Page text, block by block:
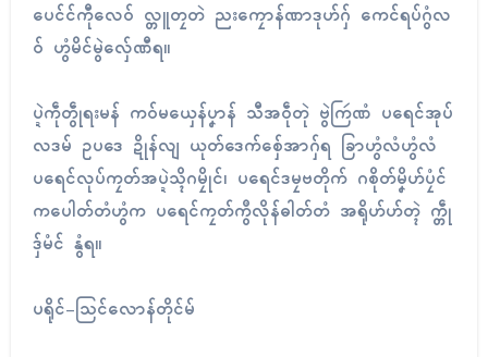
ပေၚ်ၚ်ကီုလေဝ် လ္တူတၠတဲ ညးကၠောန်ဏာဒုဟ်ဂှ် ကေၚ်ရပ်ဂွံလ
ဝ် ဟွံမိၚ်မွဲလှ်ေဏီရ။
ပ္ဍဲကဵုတွဵုရးမန် ကဝ်မယှေန်ပၞာန် သီအဝဵုတုဲ ဗွဲကြဴဏံ ပရေၚ်အုပ်
လဒမ် ဥပဒေ ဍိုန်လျ ယုတ်ဒေက်စှ်ေအာဂှ်ရ ခြာဟွံလံဟွံလံ
ပရေၚ်လုပ်ကၠတ်အပ္ဍဲသ္ၚိဂမၠိုၚ်၊ ပရေၚ်ဒမၠဗတိုက် ဂစိုတ်မၞိဟ်ပၠံၚ်
ကပေါတ်တံဟွံက ပရေၚ်ကၠတ်ကွဳလိုန်ဓါတ်တံ အရိုဟ်ဟ်တ္ၚဲ က္တဵု
ဒှ်မံၚ် နွံရ။
ပရိုၚ်-သြၚ်လောန်တိုၚ်မ်